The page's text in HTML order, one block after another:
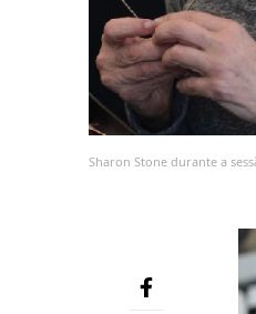
Sharon Stone durante a